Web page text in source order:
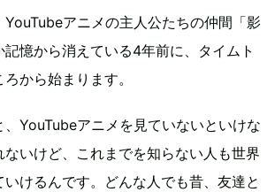
アニメの主人公たちの仲間「影
記憶から消えている4年前に、タイムト
から始まります。
、YouTubeアニメを見ていないといけな
ないけど、これまでを知らない人も世界
けるんです。どんな人でも昔、友達と